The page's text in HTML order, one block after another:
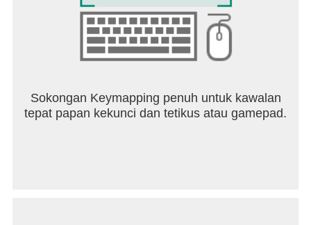
Sokongan Keymapping penuh untuk kawalan
tepat papan kekunci dan tetikus atau gamepad.